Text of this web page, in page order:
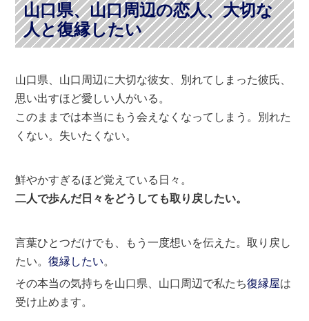
山口県、山口周辺の恋人、大切な
人と復縁したい
山口県、山口周辺に大切な彼女、別れてしまった彼氏、
思い出すほど愛しい人がいる。
このままでは本当にもう会えなくなってしまう。別れた
くない。失いたくない。
鮮やかすぎるほど覚えている日々。
二人で歩んだ日々をどうしても取り戻したい。
言葉ひとつだけでも、もう一度想いを伝えた。取り戻し
たい。復縁したい。
その本当の気持ちを山口県、山口周辺で私たち復縁屋は
受け止めます。